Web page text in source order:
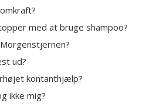
med at bruge shampoo?
ud?
kontanthjælp?
ikke mig?